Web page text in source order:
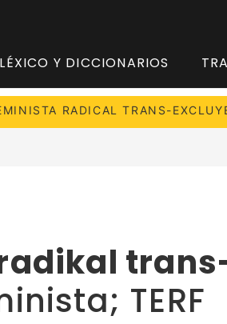
LÉXICO Y DICCIONARIOS
RADICAL TRANS-
TERF